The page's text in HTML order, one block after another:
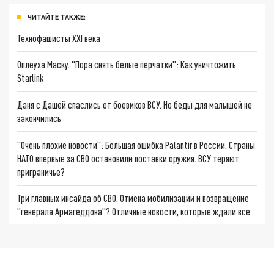
ЧИТАЙТЕ ТАКЖЕ:
Технофашисты XXI века
Оплеуха Маску. "Пора снять белые перчатки": Как уничтожить
Starlink
Даня с Дашей спаслись от боевиков ВСУ. Но беды для малышей не
закончились
"Очень плохие новости": Большая ошибка Palantir в России. Страны
НАТО впервые за СВО остановили поставки оружия. ВСУ теряют
приграничье?
Три главных инсайда об СВО. Отмена мобилизации и возвращение
"генерала Армагеддона"? Отличные новости, которые ждали все